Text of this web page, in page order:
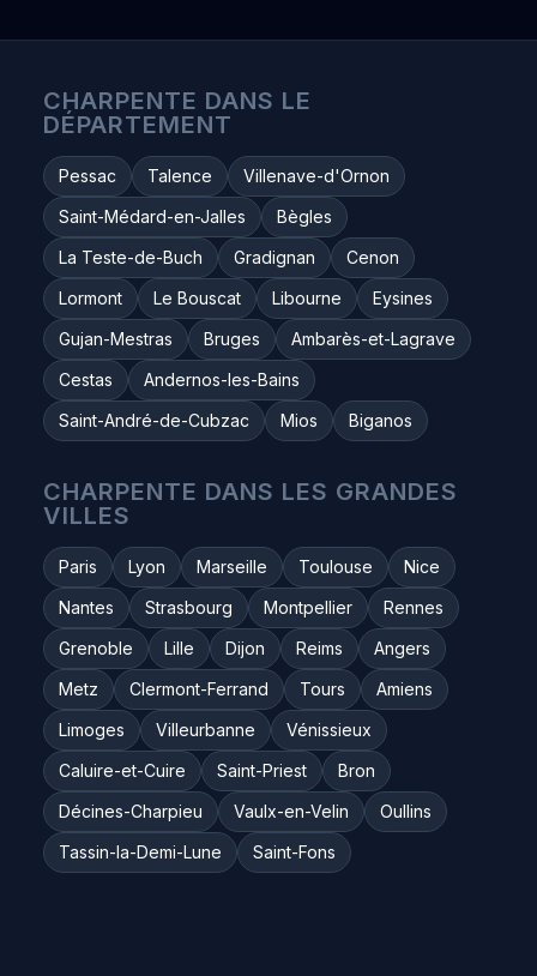
CHARPENTE DANS LE
DÉPARTEMENT
Pessac Talence
Villenave-d'Ornon
Saint-Médard-en-Jalles
Bègles
La Teste-de-Buch
Gradignan
Cenon
Lormont
Le Bouscat Libourne
Eysines
Gujan-Mestras
Bruges
Ambarès-et-Lagrave
Cestas
Andernos-les-Bains
Saint-André-de-Cubzac
Mios Biganos
CHARPENTE DANS LES GRANDES
VILLES
Paris Lyon Marseille Toulouse
Nice
Nantes
Strasbourg Montpellier
Rennes
Grenoble
Lille Dijon Reims
Angers
Metz
Clermont-Ferrand Tours
Amiens
Limoges
Villeurbanne
Vénissieux
Caluire-et-Cuire
Saint-Priest
Bron
Décines-Charpieu
Vaulx-en-Velin
Oullins
Tassin-la-Demi-Lune
Saint-Fons